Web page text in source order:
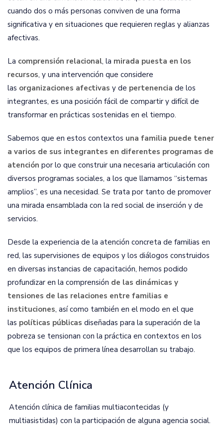
cuando dos o más personas conviven de una forma
significativa y en situaciones que requieren reglas y alianzas
afectivas.
La comprensión relacional, la mirada puesta en los
recursos, y una intervención que considere
las organizaciones afectivas y de pertenencia de los
integrantes, es una posición fácil de compartir y difícil de
transformar en prácticas sostenidas en el tiempo.
Sabemos que en estos contextos una familia puede tener
a varios de sus integrantes en diferentes programas de
atención por lo que construir una necesaria articulación con
diversos programas sociales, a los que llamamos “sistemas
amplios”, es una necesidad. Se trata por tanto de promover
una mirada ensamblada con la red social de inserción y de
servicios.
Desde la experiencia de la atención concreta de familias en
red, las supervisiones de equipos y los diálogos construidos
en diversas instancias de capacitación, hemos podido
profundizar en la comprensión de las dinámicas y
tensiones de las relaciones entre familias e
instituciones, así como también en el modo en el que
las políticas públicas diseñadas para la superación de la
pobreza se tensionan con la práctica en contextos en los
que los equipos de primera línea desarrollan su trabajo.
Atención Clínica
Atención clínica de familias multiacontecidas (y
multiasistidas) con la participación de alguna agencia social.